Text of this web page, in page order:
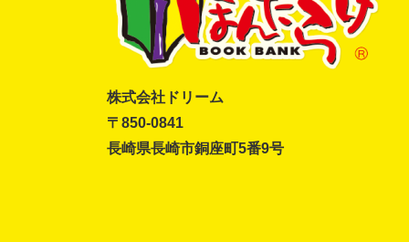
株式会社ドリーム
〒850-0841
長崎県長崎市銅座町5番9号